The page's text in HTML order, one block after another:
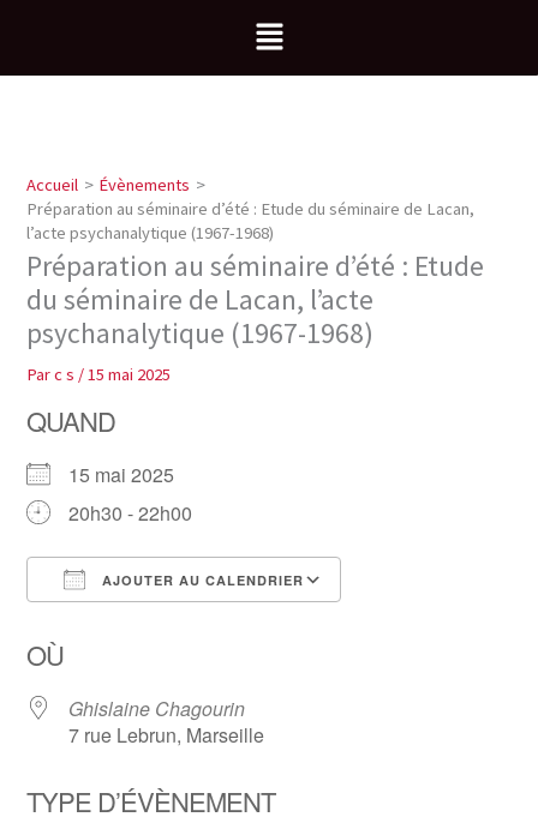
contenu
Menu
Accueil
Évènements
Préparation au séminaire d’été : Etude du séminaire de Lacan,
l’acte psychanalytique (1967-1968)
Préparation au séminaire d’été : Etude
du séminaire de Lacan, l’acte
psychanalytique (1967-1968)
Parc s /15 mai 2025
QUAND
15 mai 2025
20h30 - 22h00
AJOUTER AU CALENDRIER
OÙ
Ghislaine Chagourin
7 rue Lebrun, Marseille
TYPE D’ÉVÈNEMENT